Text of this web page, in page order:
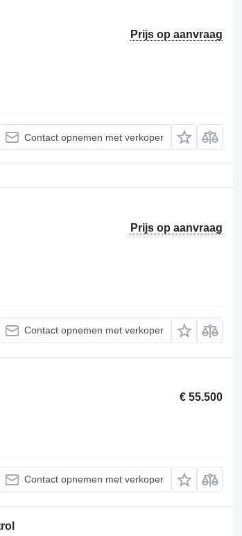
Prijs op aanvraag
Contact opnemen met verkoper
Prijs op aanvraag
Contact opnemen met verkoper
€ 55.500
Contact opnemen met verkoper